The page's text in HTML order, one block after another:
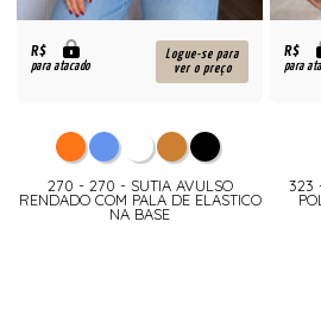
R$
para atacado
Logue-se para
ver o preço
270 - 270 - SUTIA AVULSO
RENDADO COM PALA DE ELASTICO
NA BASE
R$
para
323